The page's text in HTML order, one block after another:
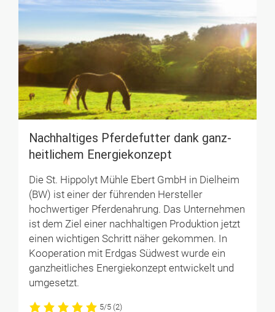
Nach­haltiges Pferde­futter dank ganz­
heit­lichem Energie­konzept
Die St. Hippolyt Mühle Ebert GmbH in Dielheim
(BW) ist einer der führenden Hersteller
hochwertiger Pferdenahrung. Das Unternehmen
ist dem Ziel einer nachhaltigen Produktion jetzt
einen wichtigen Schritt näher gekommen. In
Kooperation mit Erdgas Südwest wurde ein
ganzheitliches Energiekonzept entwickelt und
umgesetzt.
5/5 (2)